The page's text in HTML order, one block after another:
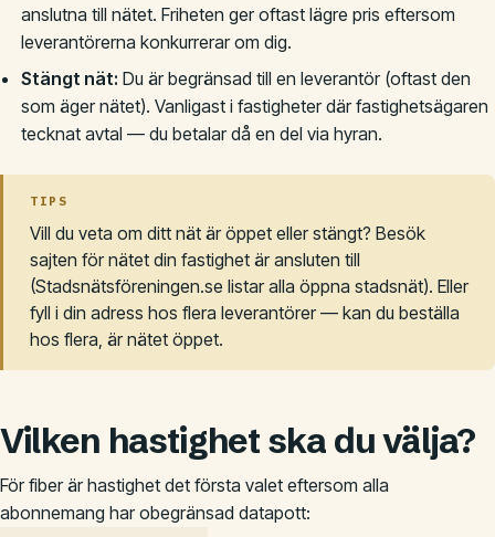
anslutna till nätet. Friheten ger oftast lägre pris eftersom
leverantörerna konkurrerar om dig.
Stängt nät: Du är begränsad till en leverantör (oftast den
som äger nätet). Vanligast i fastigheter där fastighetsägaren
tecknat avtal — du betalar då en del via hyran.
TIPS
Vill du veta om ditt nät är öppet eller stängt? Besök
sajten för nätet din fastighet är ansluten till
(Stadsnätsföreningen.se listar alla öppna stadsnät). Eller
fyll i din adress hos flera leverantörer — kan du beställa
hos flera, är nätet öppet.
Vilken hastighet ska du välja?
För fiber är hastighet det första valet eftersom alla
abonnemang har obegränsad datapott: